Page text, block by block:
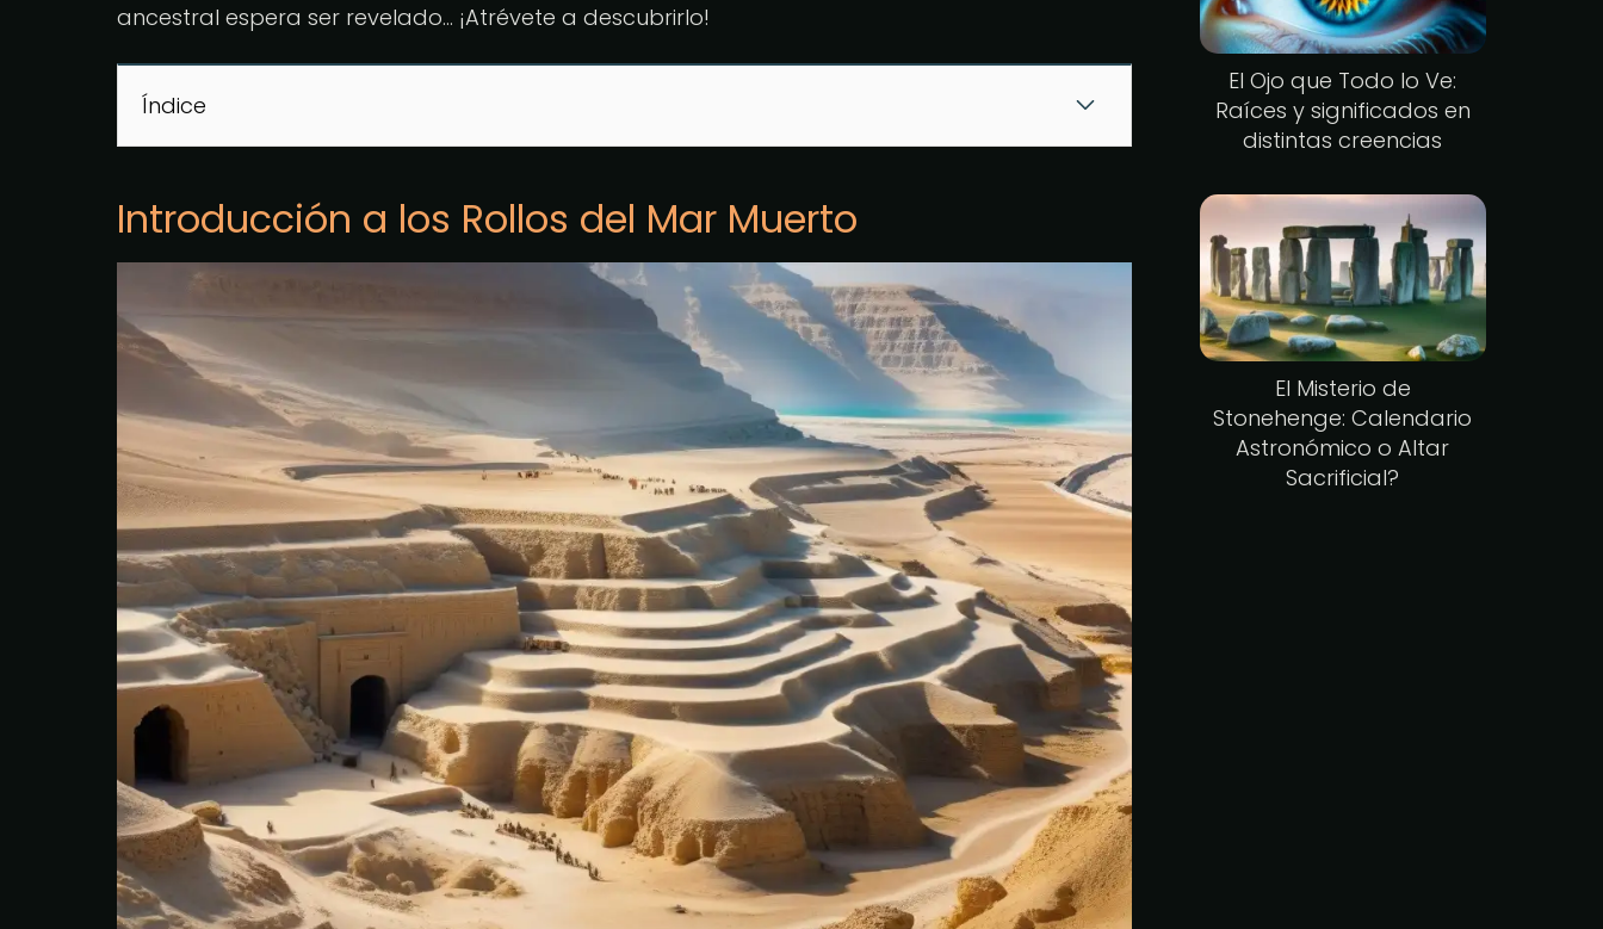
ancestral espera ser revelado... ¡Atrévete a descubrirlo!
Índice
Introducción a los Rollos del Mar Muerto
El Ojo que Todo lo Ve:
Raíces y significados en
distintas creencias
El Misterio de
Stonehenge: Calendario
Astronómico o Altar
Sacrificial?